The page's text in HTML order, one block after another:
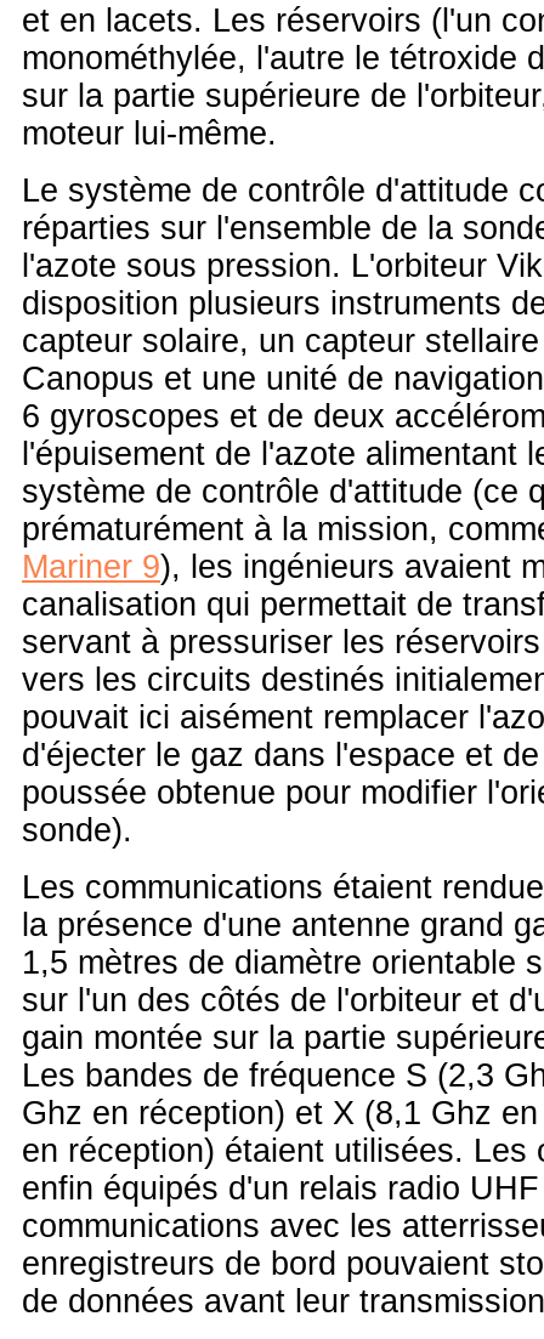
et en lacets. Les réservoirs (l'un
monométhylée, l'autre le tétroxide
sur la partie supérieure de
moteur lui-même.
Le système de contrôle d'attitude
réparties sur l'ensemble de la
l'azote sous pression. L'orbiteur
disposition plusieurs instruments
capteur solaire, un capteur
Canopus et une unité de
6 gyroscopes et de deux
l'épuisement de l'azote alimentant
système de contrôle d'attitude (ce
prématurément à la mission,
Mariner 9), les ingénieurs avaient
canalisation qui permettait de
servant à pressuriser les
vers les circuits destinés
pouvait ici aisément remplacer
d'éjecter le gaz dans l'espace et
poussée obtenue pour modifier
sonde).
Les communications étaient
la présence d'une antenne grand
1,5 mètres de diamètre orientable
sur l'un des côtés de l'orbiteur et
gain montée sur la partie
Les bandes de fréquence S (2,3
Ghz en réception) et X (8,1 Ghz
en réception) étaient utilisées. Les
enfin équipés d'un relais radio
communications avec les
enregistreurs de bord pouvaient
de données avant leur